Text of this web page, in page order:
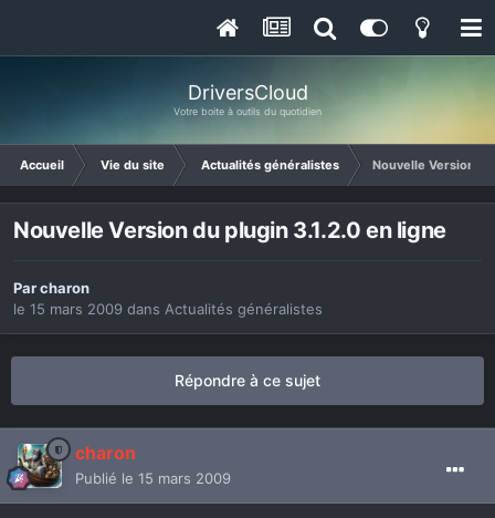
DriversCloud
Votre boite à outils du quotidien
Accueil Vie du site Actualités généralistes Nouvelle Version
Nouvelle Version du plugin 3.1.2.0 en ligne
Parcharon
le 15 mars 2009 dans Actualités généralistes
Répondre à ce sujet
charon
Publié le 15 mars 2009